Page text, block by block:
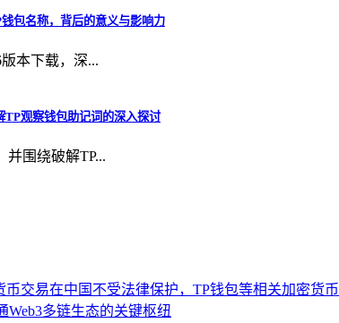
包名称，背后的意义与影响力
本下载，深...
观察钱包助记词的深入探讨
并围绕破解TP...
币交易在中国不受法律保护，TP钱包等相关加密
Web3多链生态的关键枢纽